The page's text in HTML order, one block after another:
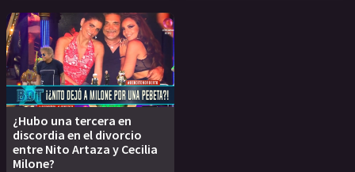
¿Hubo una tercera en
discordia en el divorcio
entre Nito Artaza y Cecilia
Milone?